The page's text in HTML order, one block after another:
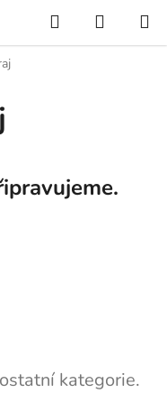
Hledat
KOŠÍK
kategorie.